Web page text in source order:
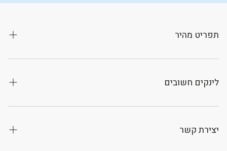
תפריט מהיר
קטגוריות
חנות
לינקים חשובים
מדיניות משלוחים, ביטולים והחזרות
תקנון אתר
יצירת קשר